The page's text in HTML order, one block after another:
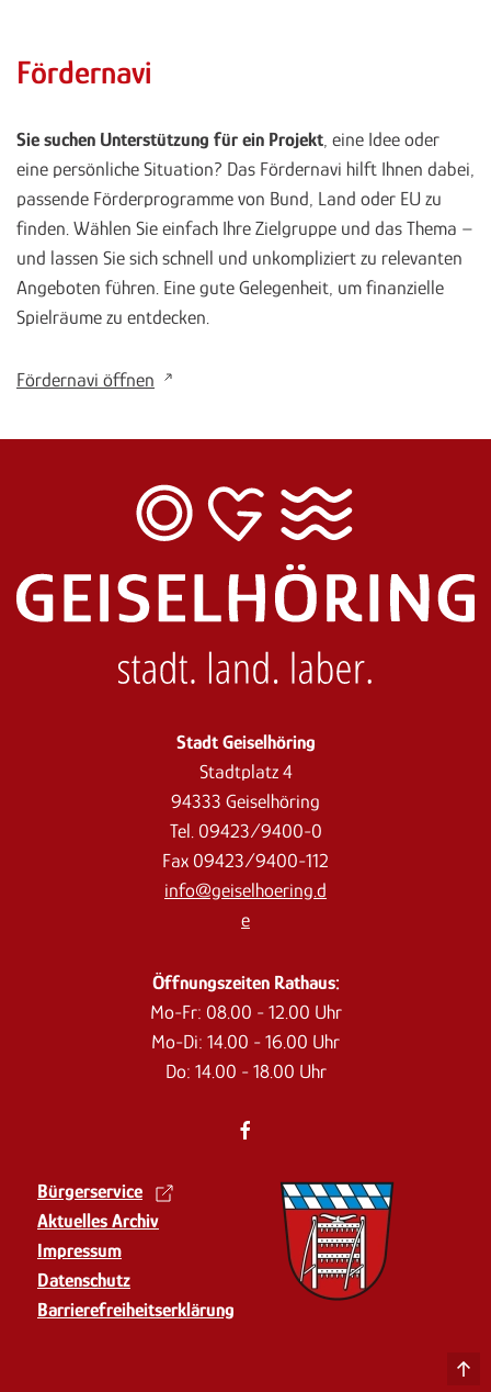
Fördernavi
Sie suchen Unterstützung für ein Projekt, eine Idee oder
eine persönliche Situation? Das Fördernavi hilft Ihnen dabei,
passende Förderprogramme von Bund, Land oder EU zu
finden. Wählen Sie einfach Ihre Zielgruppe und das Thema –
und lassen Sie sich schnell und unkompliziert zu relevanten
Angeboten führen. Eine gute Gelegenheit, um finanzielle
Spielräume zu entdecken.
Fördernavi öffnen
Stadt Geiselhöring
Stadtplatz 4
94333 Geiselhöring
Tel. 09423/9400-0
Fax 09423/9400-112
info@geiselhoering.d
e
Öffnungszeiten Rathaus:
Mo-Fr: 08.00 - 12.00 Uhr
Mo-Di: 14.00 - 16.00 Uhr
Do: 14.00 - 18.00 Uhr
Bürgerservice
Aktuelles Archiv
Impressum
Datenschutz
Barrierefreiheits­erklärung